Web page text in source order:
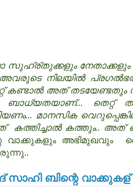
സുഹ്ര്തുക്കളും
നിലയില്‍
കണ്ടാല്‍ അത്
ബാധ്യതയാണ്... തെറ്റ്
മാനസിക
കത്തിച്ചാല്‍ കത്തും.. അത്
വാക്കുകളും അഭിമുഖവും
ബിന്റെ വാക്കുകള്